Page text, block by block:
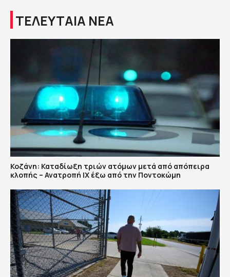
ΤΕΛΕΥΤΑΙΑ ΝΕΑ
Κοζάνη: Καταδίωξη τριών ατόμων μετά από απόπειρα
κλοπής – Ανατροπή ΙΧ έξω από την Ποντοκώμη